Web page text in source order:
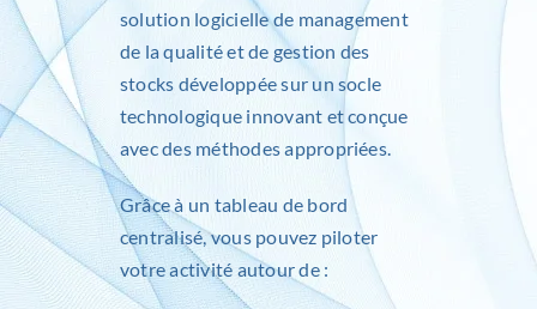
solution logicielle de management
de la qualité et de gestion des
stocks développée sur un socle
technologique innovant et conçue
avec des méthodes appropriées.
Grâce à un tableau de bord
centralisé, vous pouvez piloter
votre activité autour de :